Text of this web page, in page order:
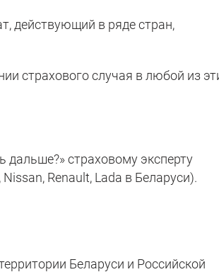
действующий в ряде стран,
страхового случая в любой из
страховому эксперту
Renault, Lada в Беларуси).
Беларуси и Российской